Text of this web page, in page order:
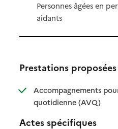
Personnes âgées en
aidants
Prestations proposées
Accompagnements
quotidienne (AVQ)
:
: non
Actes spécifiques